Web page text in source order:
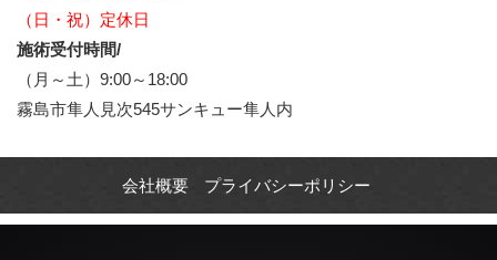
（日・祝）定休日
施術受付時間/
（月～土）9:00～18:00
霧島市隼人見次545サンキュー隼人内
会社概要 プライバシーポリシー